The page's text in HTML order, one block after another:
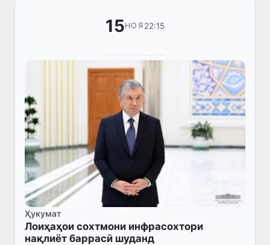
15НОЯ 22:15
Ҳукумат
Лоиҳаҳои сохтмони инфрасохтори
нақлиёт баррасӣ шуданд